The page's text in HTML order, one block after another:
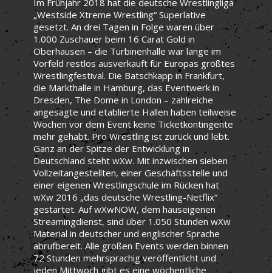
„Westside Xtreme Wrestling“ Superlative
gesetzt. An drei Tagen in Folge waren über
1.000 Zuschauer beim 16 Carat Gold in
Oberhausen – die Turbinenhalle war lange im
Vorfeld restlos ausverkauft für Europas größtes
Wrestlingfestival. Die Batschkapp in Frankfurt,
die Markthalle in Hamburg, das Eventwerk in
Dresden, The Dome in London – zahlreiche
angesagte und etablierte Hallen haben teilweise
Wochen vor dem Event keine Ticketkontingente
mehr gehabt. Pro Wrestling ist zurück und lebt.
Ganz an der Spitze der Entwicklung in
Deutschland steht wXw. Mit inzwischen sieben
Vollzeitangestellten, einer Geschäftsstelle und
einer eigenen Wrestlingschule im Rücken hat
wXw 2016 „das deutsche Wrestling-Netflix“
gestartet. Auf wXwNOW, dem hauseigenen
Streamingdienst, sind über 1.050 Stunden wXw
Material in deutscher und englischer Sprache
abrufbereit. Alle großen Events werden binnen
72 Stunden mehrsprachig veröffentlicht und
jeden Mittwoch gibt es eine wöchentliche